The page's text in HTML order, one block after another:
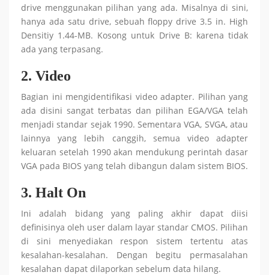
drive menggunakan pilihan yang ada. Misalnya di sini,
hanya ada satu drive, sebuah floppy drive 3.5 in. High
Densitiy 1.44-MB. Kosong untuk Drive B: karena tidak
ada yang terpasang.
2. Video
Bagian ini mengidentifikasi video adapter. Pilihan yang
ada disini sangat terbatas dan pilihan EGA/VGA telah
menjadi standar sejak 1990. Sementara VGA, SVGA, atau
lainnya yang lebih canggih, semua video adapter
keluaran setelah 1990 akan mendukung perintah dasar
VGA pada BIOS yang telah dibangun dalam sistem BIOS.
3. Halt On
Ini adalah bidang yang paling akhir dapat diisi
definisinya oleh user dalam layar standar CMOS. Pilihan
di sini menyediakan respon sistem tertentu atas
kesalahan-kesalahan. Dengan begitu permasalahan
kesalahan dapat dilaporkan sebelum data hilang.